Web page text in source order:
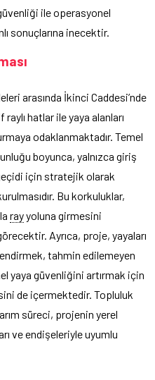
ile operasyonel
sonuçlarına inecektir.
arasında İkinci Caddesi’nde
hatlar ile yaya alanları
odaklanmaktadır. Temel
boyunca, yalnızca giriş
için stratejik olarak
Bu korkuluklar,
rayyoluna girmesini
Ayrıca, proje, yayaları
tahmin edilemeyen
yaya güvenliğini artırmak için
de içermektedir. Topluluk
süreci, projenin yerel
ve endişeleriyle uyumlu